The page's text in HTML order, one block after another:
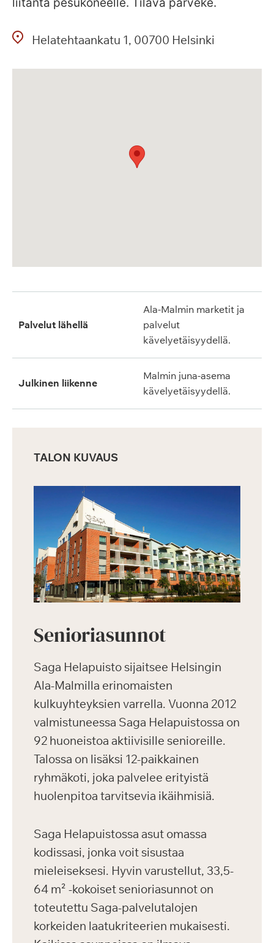
Helatehtaankatu 1 00700 Helsinki
Palvelut lähellä
Ala-Malmin marketit ja
palvelut
kävelyetäisyydellä.
Julkinen liikenne
Malmin juna-asema
kävelyetäisyydellä.
TALON KUVAUS
Senioriasunnot
Saga Helapuisto sijaitsee Helsingin
Ala-Malmilla erinomaisten
kulkuyhteyksien varrella. Vuonna 2012
valmistuneessa Saga Helapuistossa on
92 huoneistoa aktiivisille senioreille.
Talossa on lisäksi 12-paikkainen
ryhmäkoti, joka palvelee erityistä
huolenpitoa tarvitsevia ikäihmisiä.
Saga Helapuistossa asut omassa
kodissasi, jonka voit sisustaa
mieleiseksesi. Hyvin varustellut, 33,5-
64 m² -kokoiset senioriasunnot on
toteutettu Saga-palvelutalojen
korkeiden laatukriteerien mukaisesti.